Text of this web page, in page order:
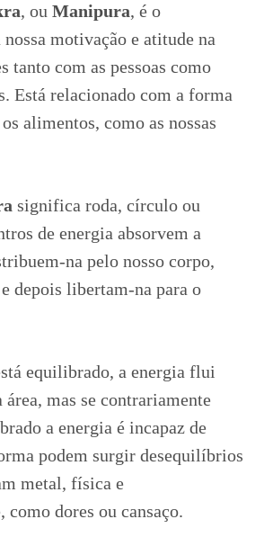
TERCEIRO
–
, ou Manipura, é o
motivação e atitude na
tanto com as pessoas como
Está relacionado com a forma
alimentos, como as nossas
significa roda, círculo ou
de energia absorvem a
na pelo nosso corpo,
depois libertam-na para o
equilibrado, a energia flui
mas se contrariamente
a energia é incapaz de
podem surgir desequilíbrios
metal, física e
como dores ou cansaço.